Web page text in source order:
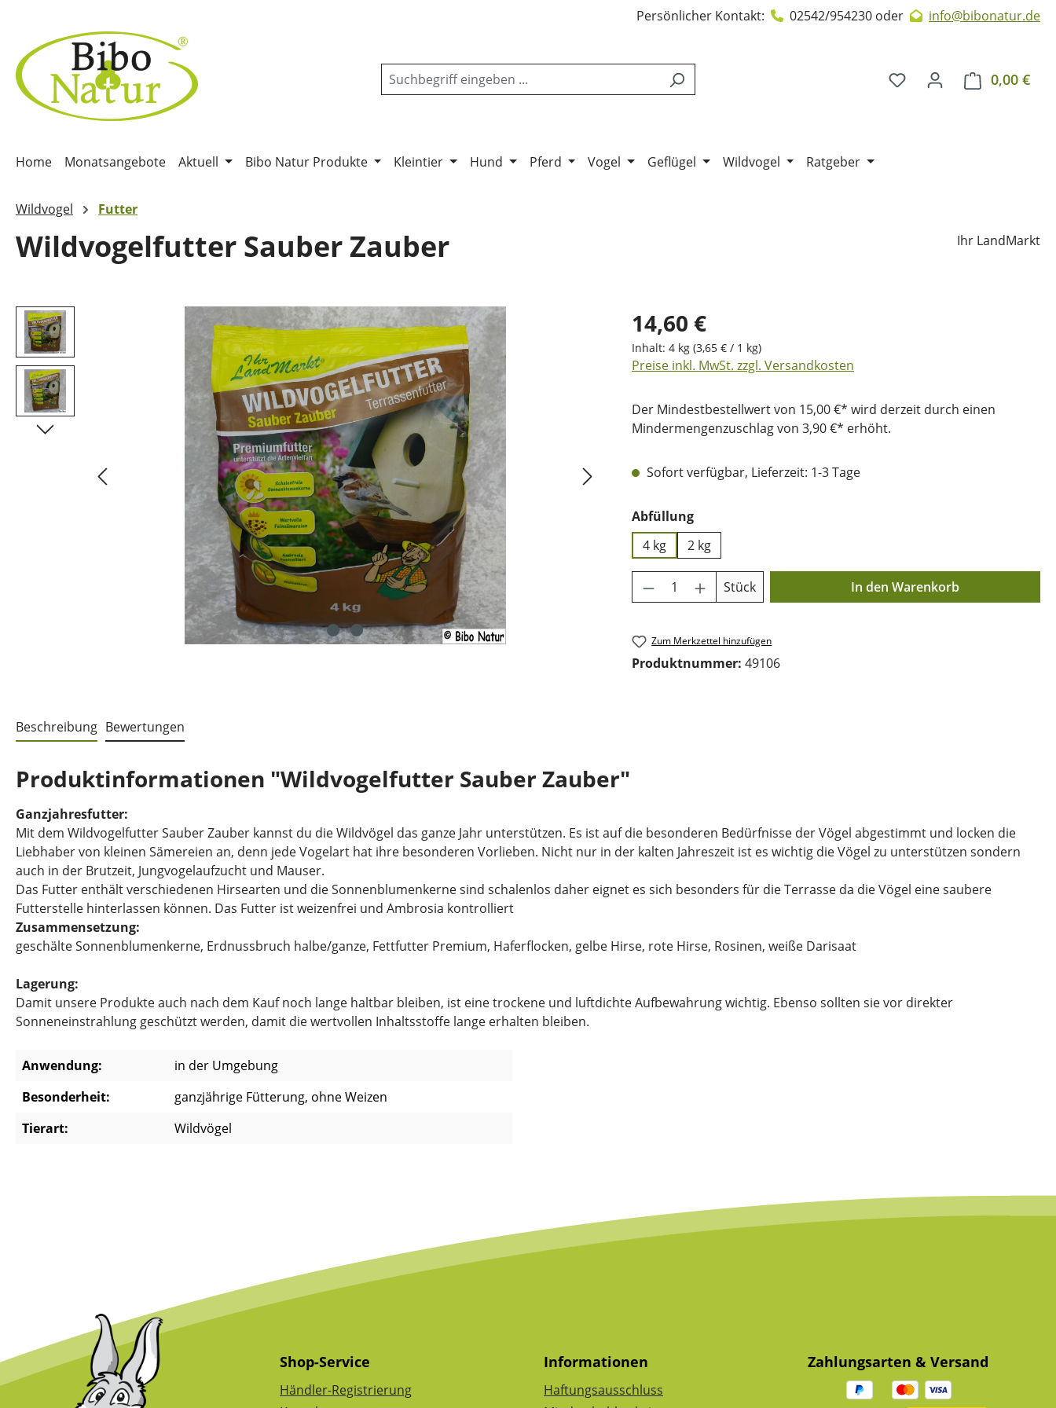
Persönlicher Kontakt: 02542/954230 oder info@bibonatur.de
0,00 €
Home Monatsangebote Aktuell Bibo Natur Produkte Kleintier Hund Pferd Vogel Geflügel Wildvogel Ratgeber
Wildvogel Futter
Wildvogelfutter Sauber Zauber Ihr LandMarkt
Bildergalerie überspringen 14,60 €
Inhalt: 4 kg (3,65 € / 1 kg)
Preise inkl. MwSt. zzgl. Versandkosten
Der Mindestbestellwert von 15,00 €* wird derzeit durch einen
Mindermengenzuschlag von 3,90 €* erhöht.
Sofort verfügbar, Lieferzeit: 1-3 Tage
Abfüllungauswählen
4 kg
2 kg
Produkt Anzahl: Gib den gewünschten Wert
Stück In den Warenkorb
Zum Merkzettel hinzufügen
Produktnummer: 49106
Beschreibung Bewertungen
Produktinformationen "Wildvogelfutter Sauber Zauber"
Ganzjahresfutter:
Mit dem Wildvogelfutter Sauber Zauber kannst du die Wildvögel das ganze Jahr unterstützen. Es ist auf die besonderen Bedürfnisse der Vögel abgestimmt und locken die
Liebhaber von kleinen Sämereien an, denn jede Vogelart hat ihre besonderen Vorlieben. Nicht nur in der kalten Jahreszeit ist es wichtig die Vögel zu unterstützen sondern
auch in der Brutzeit, Jungvogelaufzucht und Mauser.
Das Futter enthält verschiedenen Hirsearten und die Sonnenblumenkerne sind schalenlos daher eignet es sich besonders für die Terrasse da die Vögel eine saubere
Futterstelle hinterlassen können. Das Futter ist weizenfrei und Ambrosia kontrolliert
Zusammensetzung:
geschälte Sonnenblumenkerne, Erdnussbruch halbe/ganze, Fettfutter Premium, Haferflocken, gelbe Hirse, rote Hirse, Rosinen, weiße Darisaat
Lagerung:
Damit unsere Produkte auch nach dem Kauf noch lange haltbar bleiben, ist eine trockene und luftdichte Aufbewahrung wichtig. Ebenso sollten sie vor direkter
Sonneneinstrahlung geschützt werden, damit die wertvollen Inhaltsstoffe lange erhalten bleiben.
Anwendung:
in der Umgebung
Besonderheit:
ganzjährige Fütterung, ohne Weizen
Tierart:
Wildvögel
Shop-Service
Händler-Registrierung
Informationen
Haftungsausschluss
Zahlungsarten & Versand